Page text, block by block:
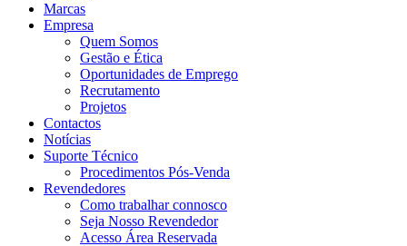
Marcas
Empresa
Quem Somos
Gestão e Ética
Oportunidades de Emprego
Recrutamento
Projetos
Contactos
Notícias
Suporte Técnico
Procedimentos Pós-Venda
Revendedores
Como trabalhar connosco
Seja Nosso Revendedor
Acesso Área Reservada